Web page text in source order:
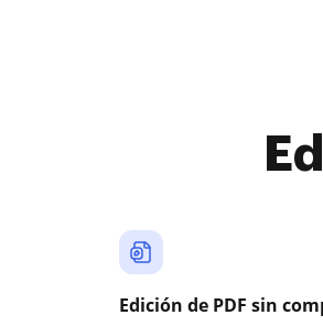
Edición de PDF sin